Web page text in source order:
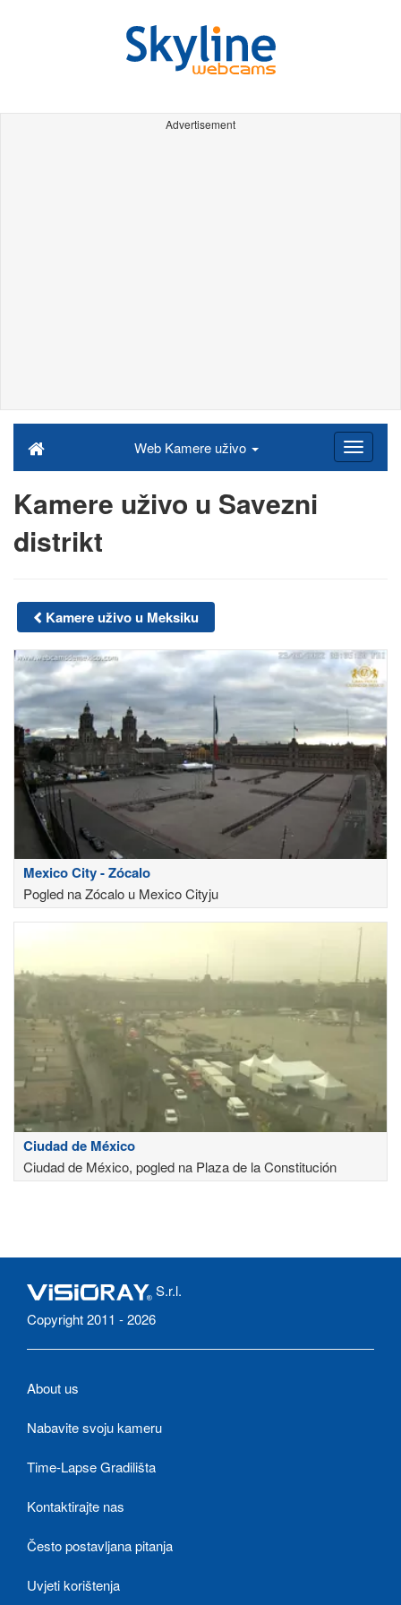
Advertisement
Web Kamere uživo
Kamere uživo u Savezni
distrikt
Kamere uživo u Meksiku
Mexico City - Zócalo
Pogled na Zócalo u Mexico Cityju
Ciudad de México
Ciudad de México, pogled na Plaza de la Constitución
S.r.l.
Copyright 2011 - 2026
About us
Nabavite svoju kameru
Time-Lapse Gradilišta
Kontaktirajte nas
Često postavljana pitanja
Uvjeti korištenja